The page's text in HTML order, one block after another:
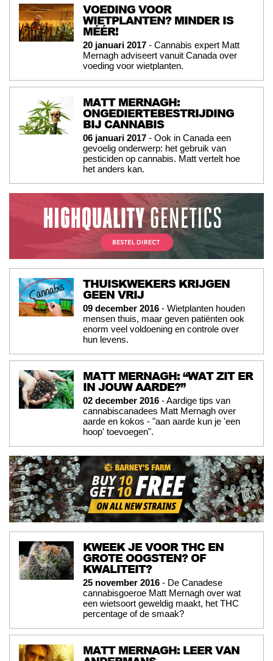
VOEDING VOOR
WIETPLANTEN? MINDER IS
MÉÉR!
20 januari 2017 - Cannabis expert Matt
Mernagh adviseert vanuit Canada over
voeding voor wietplanten.
MATT MERNAGH:
ONGEDIERTEBESTRIJDING
BIJ CANNABIS
06 januari 2017 - Ook in Canada een
gevoelig onderwerp: het gebruik van
pesticiden op cannabis. Matt vertelt hoe
het anders kan.
THUISKWEKERS KRIJGEN
GEEN VRIJ
09 december 2016 - Wietplanten houden
mensen thuis, maar geven patiënten ook
enorm veel voldoening en controle over
hun levens.
MATT MERNAGH: “WAT ZIT ER
IN JOUW AARDE?”
02 december 2016 - Aardige tips van
cannabiscanadees Matt Mernagh over
aarde en kokos - "aan aarde kun je 'een
hoop' toevoegen".
KWEEK JE VOOR THC EN
GROTE OOGSTEN? OF
KWALITEIT?
25 november 2016 - De Canadese
cannabisgoeroe Matt Mernagh over wat
een wietsoort geweldig maakt, het THC
percentage of de smaak?
MATT MERNAGH: LEER VAN